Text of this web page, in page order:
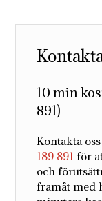
10 min
891)
Kontakta
189 891 för
och
framåt med